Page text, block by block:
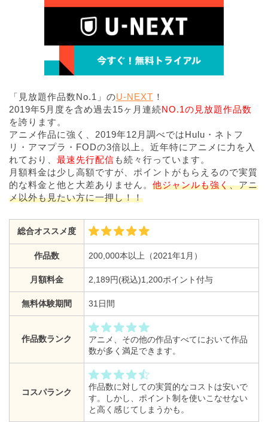
「見放題作品数No.1」のU-NEXT ！
2019年5月度を含め過去15ヶ月連続NO.1の見放題作品数
を誇ります。
アニメ作品に強く、2019年12月調べではHulu・ネトフ
リ・アマプラ・FODの3倍以上。近年特にアニメに力を入
れており、 最速先行配信 も続々行っています。
月額料金は少し高額ですが、ポイントがもらえるので実質
的な料金と他と大差ありません。 他ジャンルも強く、アニ
メ以外も見たい方に一押し！！
総合オススメ度
作品数 200,000本以上（2021年1月）
月額料金 2,189円(税込)1,200ポイント付与
無料体験期間 31日間
作品数ランク
アニメ、その他の作品すべてにおいて作品
数が多く満足できます。
コスパランク
作品数に対しての実質的なコストは安いで
す。しかし、ポイント制を使いこなせない
と高く感じてしまうかも。